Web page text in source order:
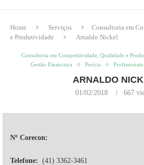
Home Serviços
Consultoria em
e Produtividade
Arnaldo Nickel
Consultoria em Competitividade, Qualidade e
Gestão Financeira
Perícia Profissionais
ARNALDO
01/02/2018 667
Nº Corecon:
Telefone: (41) 3362-3461